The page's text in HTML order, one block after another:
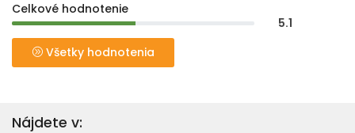
Celkové hodnotenie
5.1
Všetky hodnotenia
Nájdete v: